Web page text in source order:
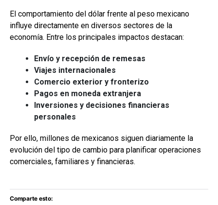
El comportamiento del dólar frente al peso mexicano
influye directamente en diversos sectores de la
economía. Entre los principales impactos destacan:
Envío y recepción de remesas
Viajes internacionales
Comercio exterior y fronterizo
Pagos en moneda extranjera
Inversiones y decisiones financieras
personales
Por ello, millones de mexicanos siguen diariamente la
evolución del tipo de cambio para planificar operaciones
comerciales, familiares y financieras.
Comparte esto: